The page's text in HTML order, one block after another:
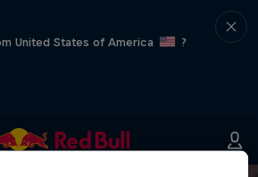
United States of America
?